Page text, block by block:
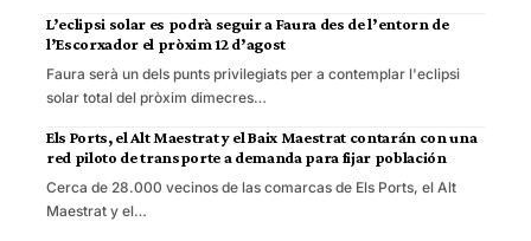
L’eclipsi solar es podrà seguir a Faura des de l’entorn de
l’Escorxador el pròxim 12 d’agost
Faura serà un dels punts privilegiats per a contemplar l'eclipsi
solar total del pròxim dimecres…
Els Ports, el Alt Maestrat y el Baix Maestrat contarán con una
red piloto de transporte a demanda para fijar población
Cerca de 28.000 vecinos de las comarcas de Els Ports, el Alt
Maestrat y el…